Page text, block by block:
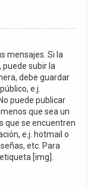
mensajes. Si la
subir la
debe guardar
e.j.
puede publicar
que sea un
que se encuentren
e.j. hotmail o
etc. Para
[img].